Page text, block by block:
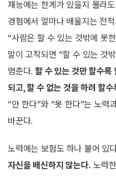
재능에는 한계가 있을지 몰라
경험에서 얼마나 배울지는 전
“사람은 할 수 있는 것밖에 못
말이 고착되면 “할 수 있는 것
멈춘다.할 수 있는 것만 할수록
되고, 할 수 없는 것을 하려 할
“안 한다”와 “못 한다”는 노력
바꾼다.
노력에는 보험도 하나 붙어 있
자신을 배신하지 않는다. 노력